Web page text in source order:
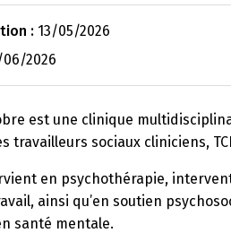
: 13/05/2026
2026
est une clinique
travailleurs sociaux cliniciens,
en psychothérapie,
ainsi qu’en soutien
santé mentale.